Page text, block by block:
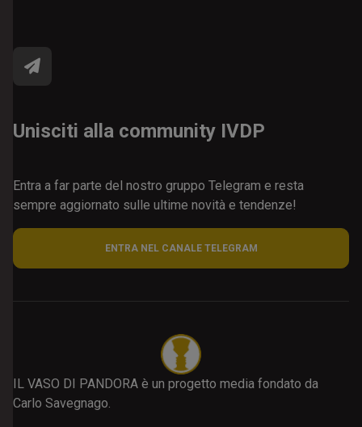
Unisciti alla community IVDP
Entra a far parte del nostro gruppo Telegram e resta
sempre aggiornato sulle ultime novità e tendenze!
ENTRA NEL CANALE TELEGRAM
IL VASO DI PANDORA è un progetto media fondato da
Carlo Savegnago.